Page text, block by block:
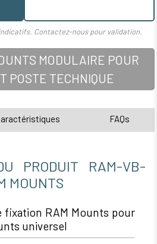
Contactez-nous pour validation.
MODULAIRE POUR
POSTE TECHNIQUE
FAQs
PRODUIT RAM-VB-
MOUNTS
fixation RAM Mounts pour
universel